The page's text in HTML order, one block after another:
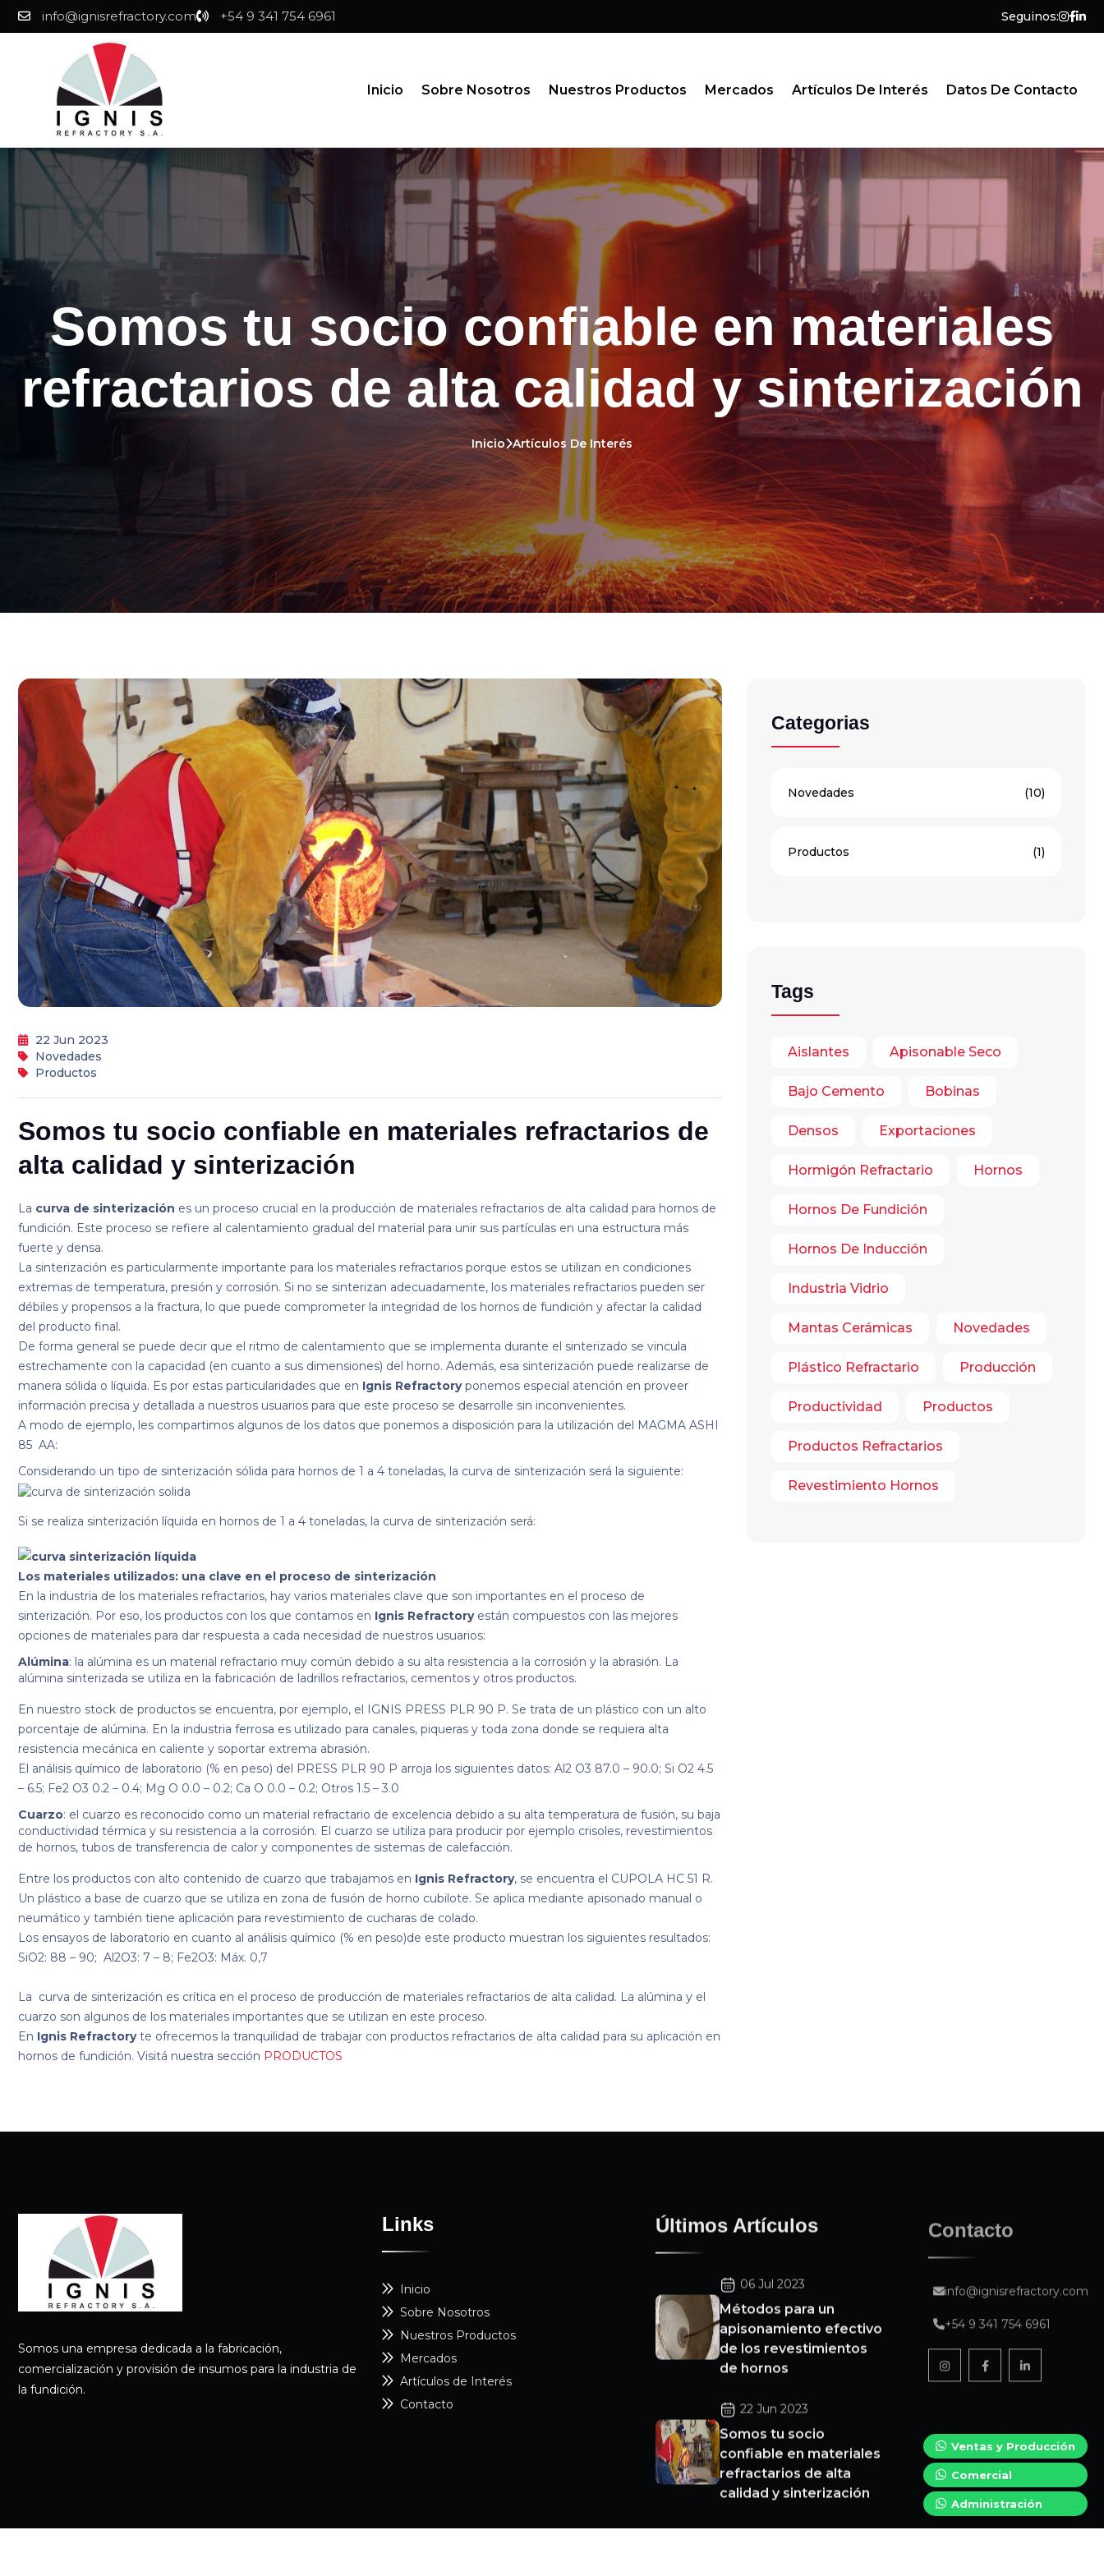
info@ignisrefractory.com +54 9 341 754 6961 Seguinos:
Inicio Sobre Nosotros Nuestros Productos Mercados Artículos De Interés Datos De Contacto
Somos tu socio confiable en materiales
refractarios de alta calidad y sinterización
Inicio Artículos De Interés
22 Jun 2023
Novedades
Productos
Somos tu socio confiable en materiales refractarios de
alta calidad y sinterización
La curva de sinterización es un proceso crucial en la producción de materiales refractarios de alta calidad para hornos de
fundición. Este proceso se refiere al calentamiento gradual del material para unir sus partículas en una estructura más
fuerte y densa.
La sinterización es particularmente importante para los materiales refractarios porque estos se utilizan en condiciones
extremas de temperatura, presión y corrosión. Si no se sinterizan adecuadamente, los materiales refractarios pueden ser
débiles y propensos a la fractura, lo que puede comprometer la integridad de los hornos de fundición y afectar la calidad
del producto final.
De forma general se puede decir que el ritmo de calentamiento que se implementa durante el sinterizado se vincula
estrechamente con la capacidad (en cuanto a sus dimensiones) del horno. Además, esa sinterización puede realizarse de
manera sólida o líquida. Es por estas particularidades que en Ignis Refractoryponemos especial atención en proveer
información precisa y detallada a nuestros usuarios para que este proceso se desarrolle sin inconvenientes.
A modo de ejemplo, les compartimos algunos de los datos que ponemos a disposición para la utilización del MAGMA ASHI
85 AA:
Considerando un tipo de sinterización sólida para hornos de 1 a 4 toneladas, la curva de sinterización será la siguiente:
Si se realiza sinterización líquida en hornos de 1 a 4 toneladas, la curva de sinterización será:
Los materiales utilizados: una clave en el proceso de sinterización
En la industria de los materiales refractarios, hay varios materiales clave que son importantes en el proceso de
sinterización. Por eso, los productos con los que contamos en Ignis Refractoryestán compuestos con las mejores
opciones de materiales para dar respuesta a cada necesidad de nuestros usuarios:
Alúmina: la alúmina es un material refractario muy común debido a su alta resistencia a la corrosión y la abrasión. La
alúmina sinterizada se utiliza en la fabricación de ladrillos refractarios, cementos y otros productos.
En nuestro stock de productos se encuentra, por ejemplo, el IGNIS PRESS PLR 90 P. Se trata de un plástico con un alto
porcentaje de alúmina. En la industria ferrosa es utilizado para canales, piqueras y toda zona donde se requiera alta
resistencia mecánica en caliente y soportar extrema abrasión.
El análisis químico de laboratorio (% en peso) del PRESS PLR 90 P arroja los siguientes datos: Al2 O3 87.0 – 90.0; Si O2 4.5
– 6.5; Fe2 O3 0.2 – 0.4; Mg O 0.0 – 0.2; Ca O 0.0 – 0.2; Otros 1.5 – 3.0
Cuarzo: el cuarzo es reconocido como un material refractario de excelencia debido a su alta temperatura de fusión, su baja
conductividad térmica y su resistencia a la corrosión. El cuarzo se utiliza para producir por ejemplo crisoles, revestimientos
de hornos, tubos de transferencia de calor y componentes de sistemas de calefacción.
Entre los productos con alto contenido de cuarzo que trabajamos en Ignis Refractory, se encuentra el CUPOLA HC 51 R.
Un plástico a base de cuarzo que se utiliza en zona de fusión de horno cubilote. Se aplica mediante apisonado manual o
neumático y también tiene aplicación para revestimiento de cucharas de colado.
Los ensayos de laboratorio en cuanto al análisis químico (% en peso)de este producto muestran los siguientes resultados:
SiO2: 88 – 90; Al2O3: 7 – 8; Fe2O3: Máx. 0,7
La curva de sinterización es crítica en el proceso de producción de materiales refractarios de alta calidad. La alúmina y el
cuarzo son algunos de los materiales importantes que se utilizan en este proceso.
En Ignis Refractoryte ofrecemos la tranquilidad de trabajar con productos refractarios de alta calidad para su aplicación en
hornos de fundición. Visitá nuestra sección PRODUCTOS
Categorias
Novedades (10)
Productos (1)
Tags
Aislantes Apisonable Seco
Bajo Cemento Bobinas
Densos Exportaciones
Hormigón Refractario Hornos
Hornos De Fundición
Hornos De Inducción
Industria Vidrio
Mantas Cerámicas Novedades
Plástico Refractario Producción
Productividad Productos
Productos Refractarios
Revestimiento Hornos
Somos una empresa dedicada a la fabricación,
comercialización y provisión de insumos para la industria de
la fundición.
Links
Inicio
Sobre Nosotros
Nuestros Productos
Mercados
Artículos de Interés
Contacto
Últimos Artículos
06 Jul 2023
Métodos para un
apisonamiento efectivo
de los revestimientos
de hornos
22 Jun 2023
Somos tu socio
confiable en materiales
refractarios de alta
calidad y sinterización
Contacto
info@ignisrefractory.com
+54 9 341 754 6961
Administración
Ventas y Producción
Comercial